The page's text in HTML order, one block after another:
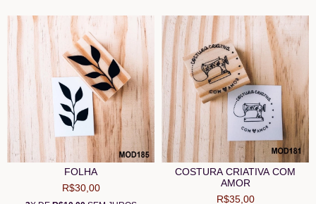
FOLHA
R$30,00
COSTURA CRIATIVA COM
AMOR
R$35,00